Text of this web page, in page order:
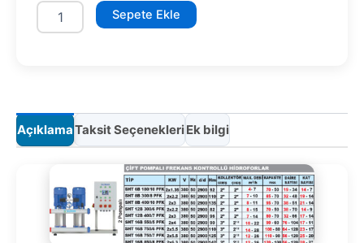
SHT
Sepete Ekle
AçıklamaTaksit SeçenekleriEk bilgi